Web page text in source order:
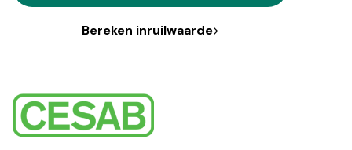
Bereken inruilwaarde